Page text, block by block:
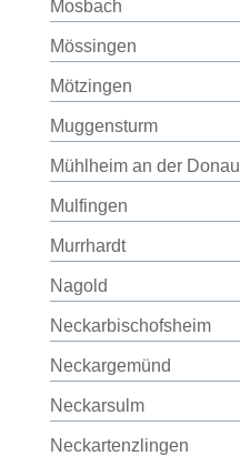
Mosbach
Mössingen
Mötzingen
Muggensturm
Mühlheim an der Donau
Mulfingen
Murrhardt
Nagold
Neckarbischofsheim
Neckargemünd
Neckarsulm
Neckartenzlingen